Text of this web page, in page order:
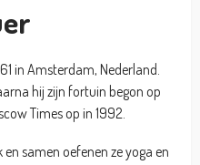
in Amsterdam, Nederland.
hij zijn fortuin begon op
Times op in 1992.
samen oefenen ze yoga en